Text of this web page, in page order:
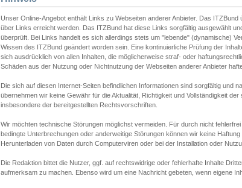
Unser Online-Angebot enthält Links zu Webseiten anderer Anbieter. Das
über Links erreicht werden. Das ITZBund hat diese Links sorgfältig ausgewählt
überprüft. Bei Links handelt es sich allerdings stets um "lebende" (dynamische)
Wissen des ITZBund geändert worden sein. Eine kontinuierliche Prüfung der
sich ausdrücklich von allen Inhalten, die möglicherweise straf- oder
Schäden aus der Nutzung oder Nichtnutzung der Webseiten anderer Anbieter
Die sich auf diesen Internet-Seiten befindlichen Informationen sind sorgfältig und
übernehmen wir keine Gewähr für die Aktualität, Richtigkeit und Vollständigkeit
insbesondere der bereitgestellten Rechtsvorschriften.
Wir möchten technische Störungen möglichst vermeiden. Für durch nicht
bedingte Unterbrechungen oder anderweitige Störungen können wir keine
Herunterladen von Daten durch Computerviren oder bei der Installation oder
Die Redaktion bittet die Nutzer, ggf. auf rechtswidrige oder fehlerhafte Inhalte
aufmerksam zu machen. Ebenso wird um eine Nachricht gebeten, wenn eigene